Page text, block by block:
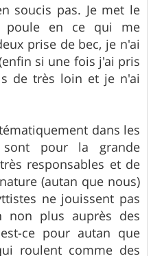
soucis pas. Je met le
en ce qui me
prise de bec, je n'ai
si une fois j'ai pris
de très loin et je n'ai
dans les
sont pour la grande
responsables et de
(autan que nous)
ne jouissent pas
non plus auprès des
ce pour autan que
roulent comme des